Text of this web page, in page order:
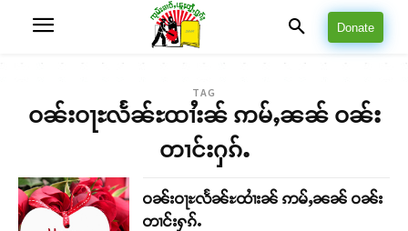
Donate
TAG
ဝၼ်းဝႃႊလႅၼ်ႊထၢႆးၼ် ဢမ်ႇၼၼ် ဝၼ်း
တၢင်းႁၵ်ႉ
ဝၼ်းဝႃႊလႅၼ်ႊထၢႆးၼ် ဢမ်ႇၼၼ် ဝၼ်း
တၢင်းႁၵ်ႉ